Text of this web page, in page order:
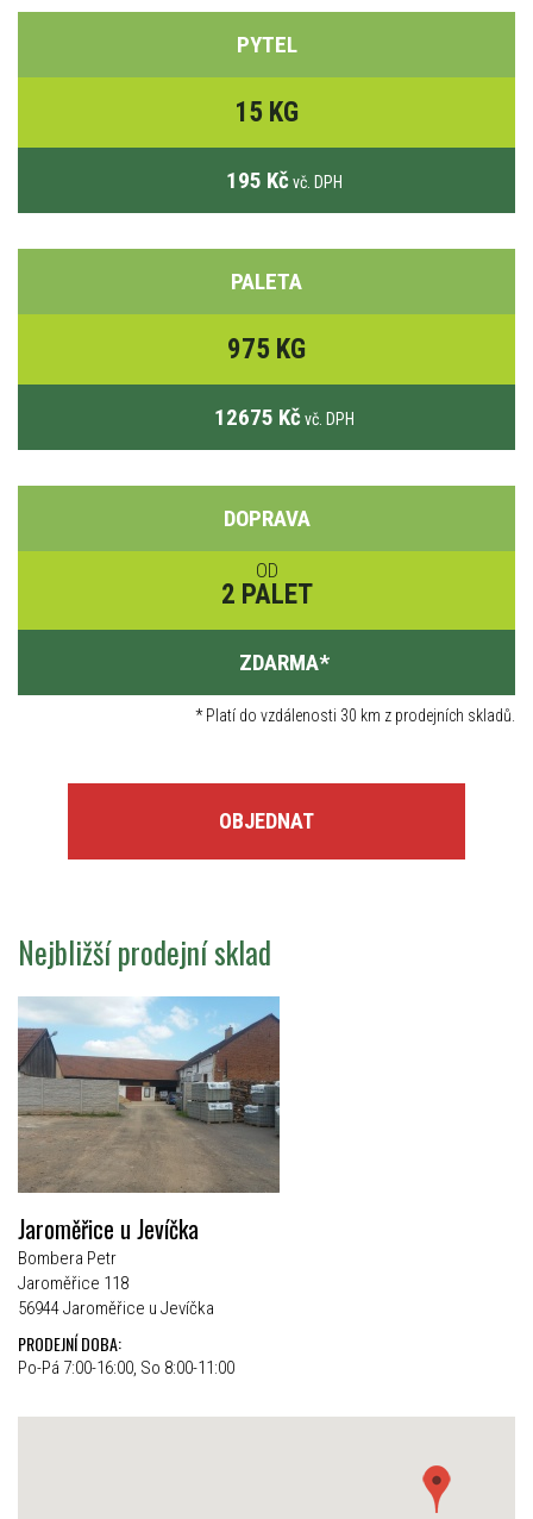
PYTEL
15 KG
195 Kč vč. DPH
PALETA
975 KG
12675 Kč vč. DPH
DOPRAVA
OD
2 PALET
ZDARMA*
*Platí do vzdálenosti 30 km z prodejních skladů.
OBJEDNAT
Nejbližší prodejní sklad
Jaroměřice u Jevíčka
Bombera Petr
Jaroměřice 118
56944 Jaroměřice u Jevíčka
PRODEJNÍ DOBA:
Po-Pá 7:00-16:00, So 8:00-11:00